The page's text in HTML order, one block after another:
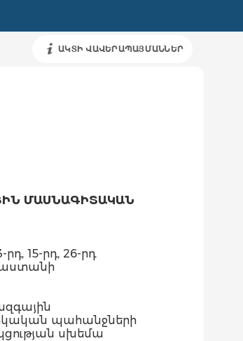
ԱԿՏԻ ՎԱՎԵՐԱՊԱՅՄԱՆՆԵՐ
ՄԱՍՆԱԳԻՏԱԿԱՆ
15-րդ, 26-րդ
պահանջների
սխեմա